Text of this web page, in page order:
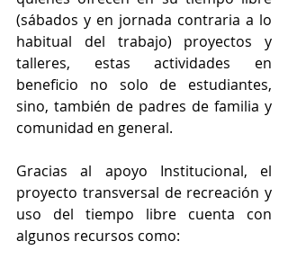
(sábados y en jornada contraria a lo
habitual del trabajo) proyectos y
talleres, estas actividades en
beneficio no solo de estudiantes,
sino, también de padres de familia y
comunidad en general.
Gracias al apoyo Institucional, el
proyecto transversal de recreación y
uso del tiempo libre cuenta con
algunos recursos como: